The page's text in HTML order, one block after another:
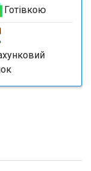
Готівкою